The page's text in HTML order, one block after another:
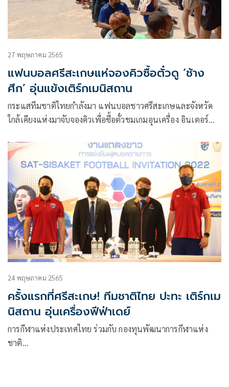
27 พฤษภาคม 2565
แฟนบอลศรีสะเกษแห่จองคิวซื้อตั๋วดู ‘ช้าง
ศึก’ อุ่นแข้งเติร์กเมนิสถาน
กระแสทีมชาติไทยกำลังมา แฟนบอลชาวศรีสะเกษและจังหวัด
ใกล้เคียงแห่งมาจับจองคิวเพื่อซื้อตั๋วชมเกมอุนเครื่อง อินเตอร์
24 พฤษภาคม 2565
ครั้งแรกที่ศรีสะเกษ! ทีมชาติไทย ปะทะ เติร์กเม
นิสถาน อุ่นเครื่องฟีฟ่าเดย์
การกีฬาแห่งประเทศไทย ร่วมกับ กองทุนพัฒนาการกีฬาแห่ง
ชาติ…